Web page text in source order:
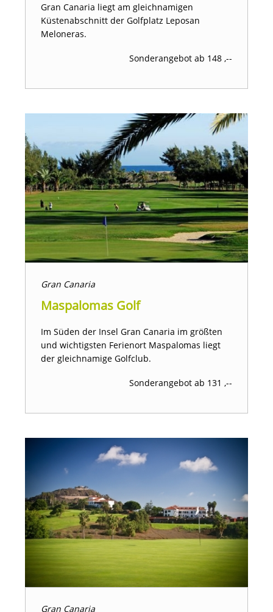
Gran Canaria liegt am gleichnamigen
Küstenabschnitt der Golfplatz Leposan
Meloneras.
Sonderangebot ab 148 ,--
Gran Canaria
Maspalomas Golf
Im Süden der Insel Gran Canaria im größten
und wichtigsten Ferienort Maspalomas liegt
der gleichnamige Golfclub.
Sonderangebot ab 131 ,--
Gran Canaria